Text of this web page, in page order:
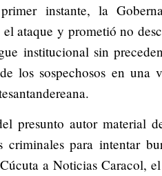
instante, la
el ataque y prometió no
institucional sin
los sospechosos en
presunto autor material
criminales para intentar
a Noticias Caracol,